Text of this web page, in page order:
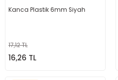
Kanca Plastik 6mm Siyah
17,12 TL
16,26 TL